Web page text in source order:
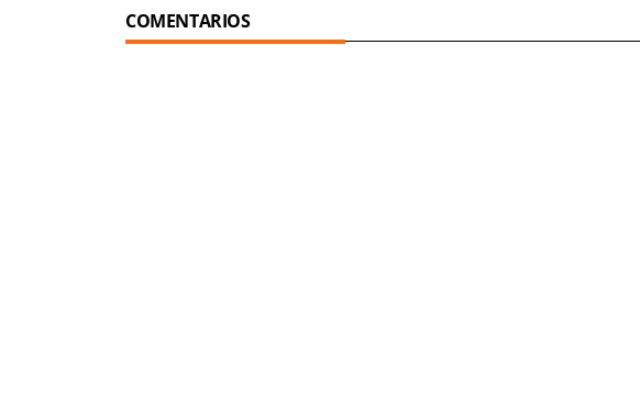
COMENTARIOS